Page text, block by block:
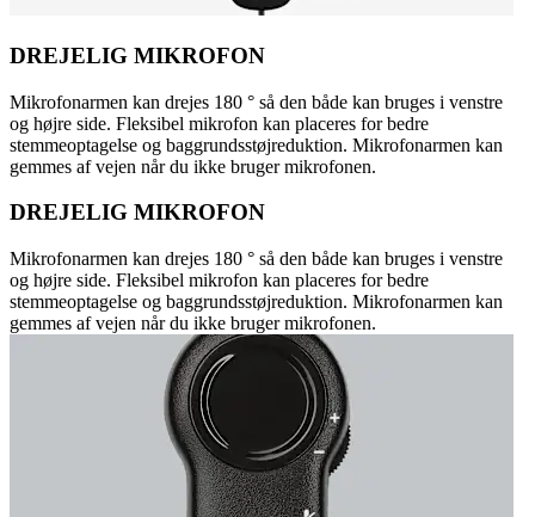
DREJELIG MIKROFON
Mikrofonarmen kan drejes 180 ° så den både kan bruges i venstre
og højre side. Fleksibel mikrofon kan placeres for bedre
stemmeoptagelse og baggrundsstøjreduktion. Mikrofonarmen kan
gemmes af vejen når du ikke bruger mikrofonen.
DREJELIG MIKROFON
Mikrofonarmen kan drejes 180 ° så den både kan bruges i venstre
og højre side. Fleksibel mikrofon kan placeres for bedre
stemmeoptagelse og baggrundsstøjreduktion. Mikrofonarmen kan
gemmes af vejen når du ikke bruger mikrofonen.